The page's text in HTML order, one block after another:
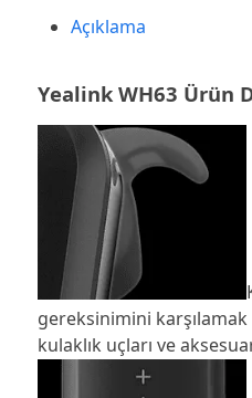
Kulaklık
adet
Açıklama
Yealink WH63 Ürün
gereksinimini
kulaklık uçları ve